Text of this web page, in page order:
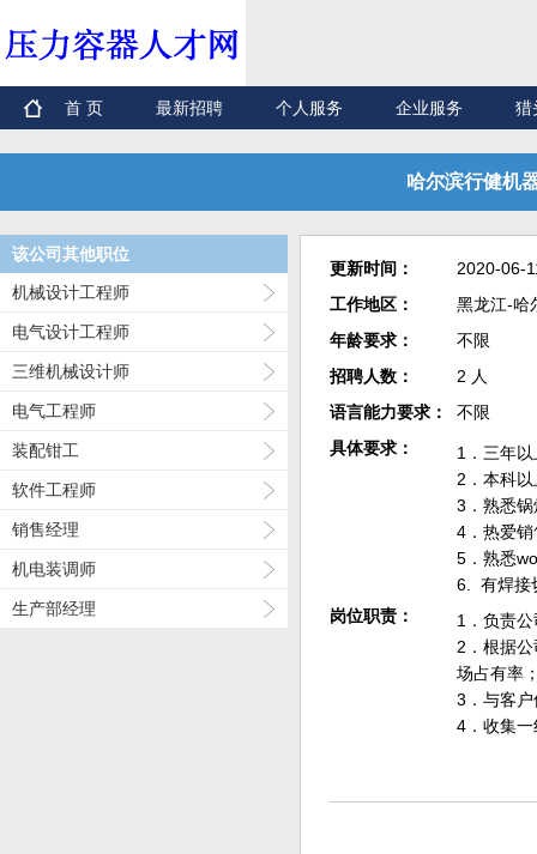
首 页 最新招聘 个人服务 企业服务 猎
哈尔滨行健机
该公司其他职位
机械设计工程师
电气设计工程师
三维机械设计师
电气工程师
装配钳工
软件工程师
销售经理
机电装调师
生产部经理
更新时间：
2020-06-
工作地区：
黑龙江-哈
年龄要求：
不限
招聘人数：
2 人
语言能力要求：
不限
具体要求：
1．三年
2．本科
3．熟悉
4．热爱
5．熟悉
6. 有焊接
岗位职责：
1．负责
2．根据
场占有率
3．与客
4．收集